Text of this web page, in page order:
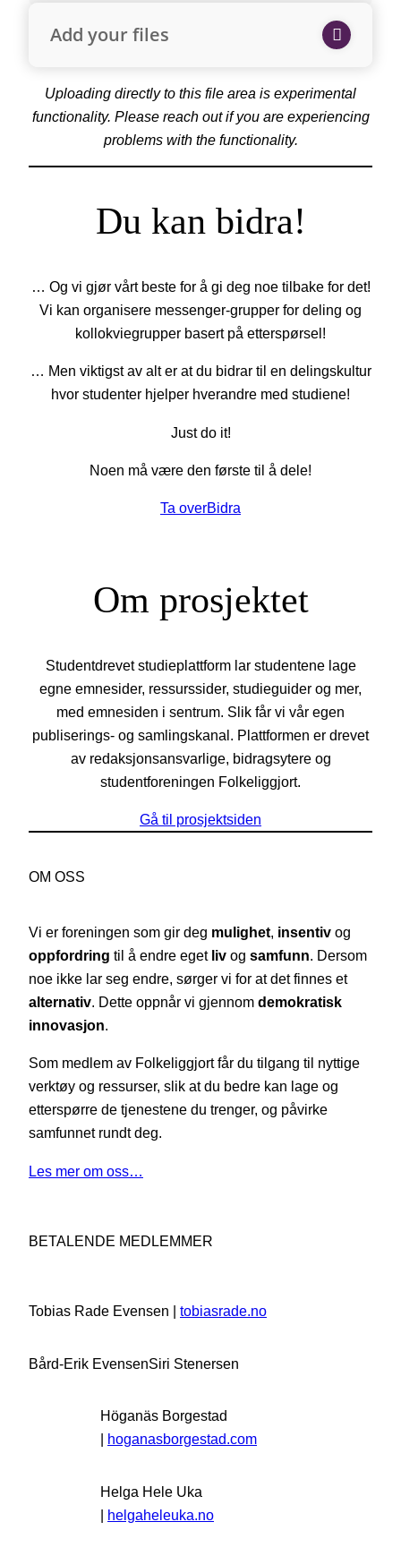
Add your files
Uploading directly to this file area is experimental
functionality. Please reach out if you are experiencing
problems with the functionality.
Du kan bidra!
… Og vi gjør vårt beste for å gi deg noe tilbake for det!
Vi kan organisere messenger-grupper for deling og
kollokviegrupper basert på etterspørsel!
… Men viktigst av alt er at du bidrar til en delingskultur
hvor studenter hjelper hverandre med studiene!
Just do it!
Noen må være den første til å dele!
Ta overBidra
Om prosjektet
Studentdrevet studieplattform lar studentene lage
egne emnesider, ressurssider, studieguider og mer,
med emnesiden i sentrum. Slik får vi vår egen
publiserings- og samlingskanal. Plattformen er drevet
av redaksjonsansvarlige, bidragsytere og
studentforeningen Folkeliggjort.
Gå til prosjektsiden
OM OSS
Vi er foreningen som gir deg mulighet, insentiv og
oppfordring til å endre eget liv og samfunn. Dersom
noe ikke lar seg endre, sørger vi for at det finnes et
alternativ. Dette oppnår vi gjennom demokratisk
innovasjon.
Som medlem av Folkeliggjort får du tilgang til nyttige
verktøy og ressurser, slik at du bedre kan lage og
etterspørre de tjenestene du trenger, og påvirke
samfunnet rundt deg.
Les mer om oss…
BETALENDE MEDLEMMER
Tobias Rade Evensen | tobiasrade.no
Bård-Erik EvensenSiri Stenersen
Höganäs Borgestad
| hoganasborgestad.com
Helga Hele Uka
| helgaheleuka.no